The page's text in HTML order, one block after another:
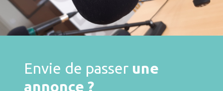
Envie de passer une
annonce ?